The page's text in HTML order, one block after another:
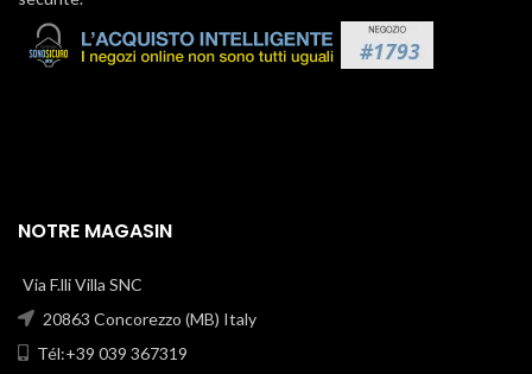
NOTRE MAGASIN
Via F.lli Villa SNC
20863 Concorezzo (MB) Italy
Tél:+39 039 367319